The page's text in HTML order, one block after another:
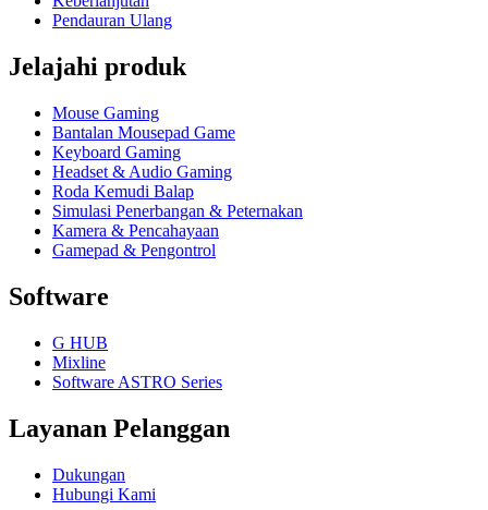
Pendauran Ulang
Jelajahi produk
Mouse Gaming
Bantalan Mousepad Game
Keyboard Gaming
Headset & Audio Gaming
Roda Kemudi Balap
Simulasi Penerbangan & Peternakan
Kamera & Pencahayaan
Gamepad & Pengontrol
Software
G HUB
Mixline
Software ASTRO Series
Layanan Pelanggan
Dukungan
Hubungi Kami